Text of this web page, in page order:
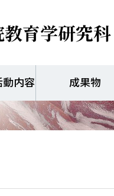
育学研究
動内容 成果物
（パン